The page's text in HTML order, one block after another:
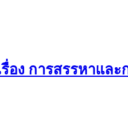
อง การสรรหาแล